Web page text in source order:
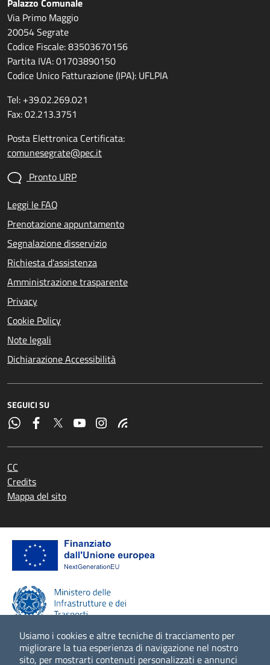
Usiamo i cookies e altre tecniche di tracciamento per
migliorare la tua esperienza di navigazione nel nostro
sito, per mostrarti contenuti personalizzati e annunci
Palazzo Comunale
Via Primo Maggio
20054 Segrate
Codice Fiscale: 83503670156
Partita IVA: 01703890150
Codice Unico Fatturazione (IPA): UFLPIA
Tel: +39.02.269.021
Fax: 02.213.3751
Posta Elettronica Certificata:
comunesegrate@pec.it
Pronto URP
Leggi le FAQ
Prenotazione appuntamento
Segnalazione disservizio
Richiesta d'assistenza
Amministrazione trasparente
Privacy
Cookie Policy
Note legali
Dichiarazione Accessibilità
SEGUICI SU
CC
Credits
Mappa del sito